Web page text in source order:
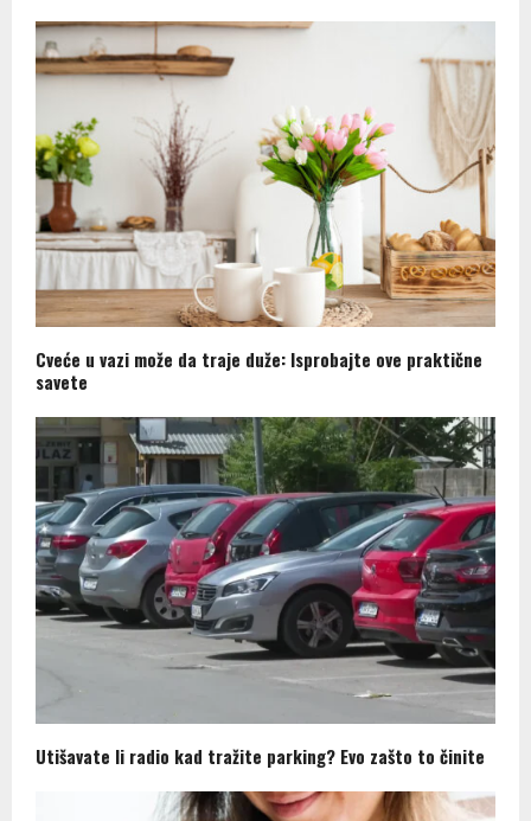
Cveće u vazi može da traje duže: Isprobajte ove praktične
savete
Utišavate li radio kad tražite parking? Evo zašto to činite